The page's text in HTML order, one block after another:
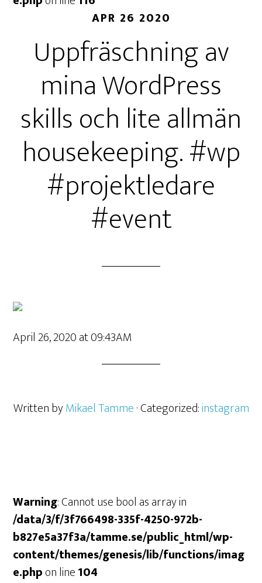
APR 26 2020
Uppfräschning av
mina WordPress
skills och lite allmän
housekeeping. #wp
#projektledare
#event
April 26, 2020 at 09:43AM
Written byMikael Tamme· Categorized:instagram
Warning: Cannot use bool as array in
/data/3/f/3f766498-335f-4250-972b-
b827e5a37f3a/tamme.se/public_html/wp-
content/themes/genesis/lib/functions/imag
e.phpon line104